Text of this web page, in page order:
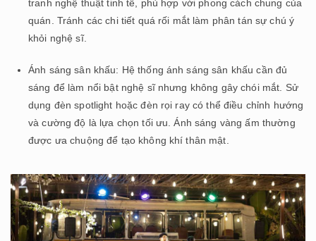
tranh nghệ thuật tinh tế, phù hợp với phong cách chung của
quán. Tránh các chi tiết quá rối mắt làm phân tán sự chú ý
khỏi nghệ sĩ.
Ánh sáng sân khấu: Hệ thống ánh sáng sân khấu cần đủ
sáng để làm nổi bật nghệ sĩ nhưng không gây chói mắt. Sử
dụng đèn spotlight hoặc đèn rọi ray có thể điều chỉnh hướng
và cường độ là lựa chọn tối ưu. Ánh sáng vàng ấm thường
được ưa chuộng để tạo không khí thân mật.